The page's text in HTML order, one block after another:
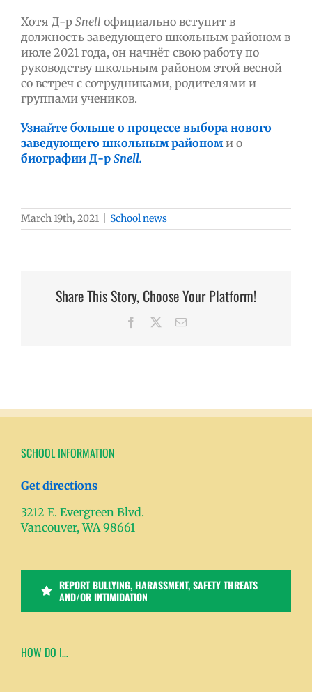
Хотя Д-р Snell официально вступит в
должность заведующего школьным районом в
июле 2021 года, он начнёт свою работу по
руководству школьным районом этой весной
со встреч с сотрудниками, родителями и
группами учеников.
Узнайте больше о процессе выбора нового
заведующего школьным райономи о
биографии Д-р Snell.
March 19th, 2021 School news
Share This Story, Choose Your Platform!
Facebook Email
SCHOOL INFORMATION
Get directions
3212 E. Evergreen Blvd.
Vancouver, WA 98661
REPORT BULLYING, HARASSMENT, SAFETY THREATS
AND/OR INTIMIDATION
HOW DO I…